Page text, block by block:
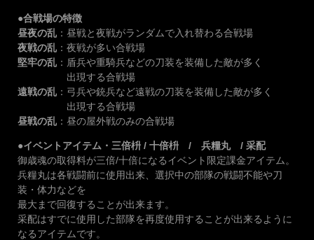
●合戦場の特徴
昼夜の乱 ：昼戦と夜戦がランダムで入れ替わる合戦場
夜戦の乱 ：夜戦が多い合戦場
堅牢の乱 ：盾兵や重騎兵などの刀装を装備した敵が多く
出現する合戦場
遠戦の乱 ：弓兵や銃兵など遠戦の刀装を装備した敵が多く
出現する合戦場
昼戦の乱 ：昼の屋外戦のみの合戦場
●イベントアイテム・三倍枡 / 十倍枡 / 兵糧丸 / 采配
御歳魂の取得料が三倍/十倍になるイベント限定課金アイテム。
兵糧丸は各戦闘前に使用出来、選択中の部隊の戦闘不能や刀
装・体力などを
最大まで回復することが出来ます。
采配はすでに使用した部隊を再度使用することが出来るように
なるアイテムです。